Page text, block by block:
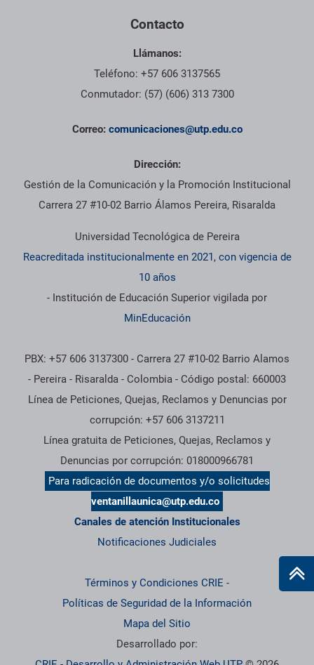
Contacto
Llámanos:
Teléfono: +57 606 3137565
Conmutador: (57) (606) 313 7300
Correo: comunicaciones@utp.edu.co
Dirección:
Gestión de la Comunicación y la Promoción Institucional
Carrera 27 #10-02 Barrio Álamos Pereira, Risaralda
Universidad Tecnológica de Pereira
Reacreditada institucionalmente en 2021, con vigencia de
10 años
- Institución de Educación Superior vigilada por
MinEducación
PBX: +57 606 3137300 - Carrera 27 #10-02 Barrio Alamos
- Pereira - Risaralda - Colombia - Código postal: 660003
Línea de Peticiones, Quejas, Reclamos y Denuncias por
corrupción: +57 606 3137211
Línea gratuita de Peticiones, Quejas, Reclamos y
Denuncias por corrupción: 018000966781
Para radicación de documentos y/o solicitudes
ventanillaunica@utp.edu.co
Canales de atención Institucionales
Notificaciones Judiciales
Términos y Condiciones CRIE -
Políticas de Seguridad de la Información
Mapa del Sitio
Desarrollado por: